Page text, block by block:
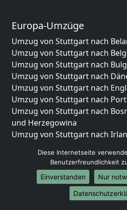
Europa-Umzüge
Umzug von Stuttgart nach
Umzug von Stuttgart nach
Umzug von Stuttgart nach
Umzug von Stuttgart nach
Umzug von Stuttgart nach
Umzug von Stuttgart nach
Umzug von Stuttgart nach
und Herzegowina
Umzug von Stuttgart nach
Umzug von Stuttgart nach
Umzug von Stuttgart nach
Umzug von Stuttgart nach
Umzug von Stuttgart nach
Umzug von Stuttgart nach
Diese Internetseite
Benutzerfreundlichkeit
Einverstanden
Nur